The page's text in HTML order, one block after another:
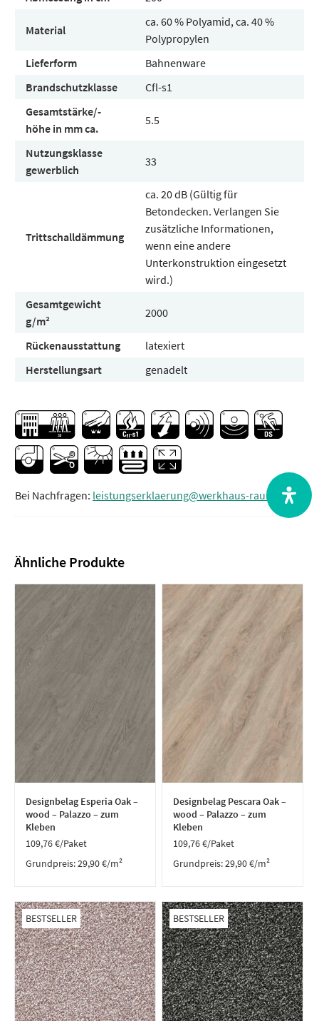
Material
ca. 60 % Polyamid, ca. 40 %
Polypropylen
Lieferform
Bahnenware
Brandschutzklasse
Cfl-s1
Gesamtstärke/-
höhe in mm ca.
5.5
Nutzungsklasse
gewerblich
33
Trittschalldämmung
ca. 20 dB (Gültig für
Betondecken. Verlangen Sie
zusätzliche Informationen,
wenn eine andere
Unterkonstruktion eingesetzt
wird.)
Gesamtgewicht
g/m²
2000
Rückenausstattung
latexiert
Herstellungsart
genadelt
Bei Nachfragen: leistungserklaerung@werkhaus-raum.de
Ähnliche Produkte
Designbelag Esperia Oak –
wood – Palazzo – zum
Kleben
109,76€/Paket
Grundpreis:29,90€/m²
Designbelag Pescara Oak –
wood – Palazzo – zum
Kleben
109,76€/Paket
Grundpreis:29,90€/m²
BESTSELLER BESTSELLER